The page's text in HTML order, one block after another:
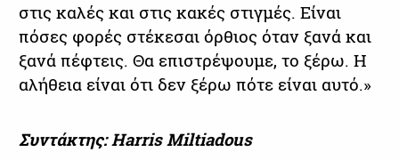
στις καλές και στις κακές στιγμές. Είναι
πόσες φορές στέκεσαι όρθιος όταν ξανά και
ξανά πέφτεις. Θα επιστρέψουμε, το ξέρω. Η
αλήθεια είναι ότι δεν ξέρω πότε είναι αυτό.»
Συντάκτης: Harris Miltiadous